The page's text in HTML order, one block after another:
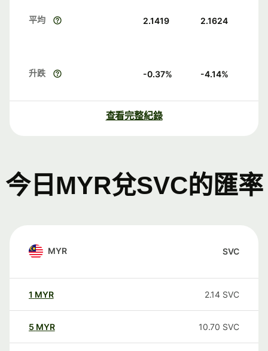
平均 2.1419 2.1624
升跌 -0.37% -4.14%
查看完整紀錄
今日MYR兌SVC的匯率
MYR SVC
1 MYR 2.14 SVC
5 MYR 10.70 SVC